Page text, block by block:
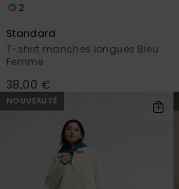
2
Standard
T-shirt manches longues Bleu
Femme
38,00 €
NOUVEAUTÉ